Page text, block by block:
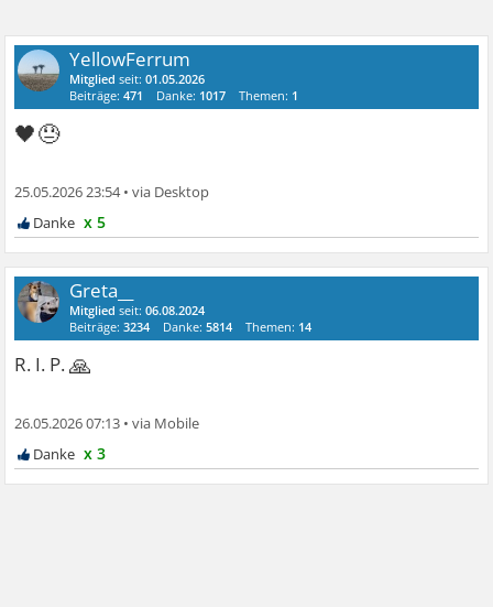
YellowFerrum
Mitglied seit:01.05.2026
Beiträge:471 Danke: 1017 Themen: 1
🖤😓
25.05.2026 23:54•
x 5
Greta__
Mitglied seit:06.08.2024
Beiträge:3234 Danke:5814 Themen: 14
R. I. P.🙏
26.05.2026 07:13 •
x 3